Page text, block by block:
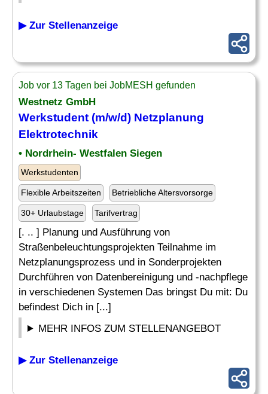
▶ Zur Stellenanzeige
Job vor 13 Tagen bei JobMESH gefunden
Westnetz GmbH
Werkstudent (m/w/d) Netzplanung
Elektrotechnik
• Nordrhein- Westfalen Siegen
Werkstudenten
Flexible Arbeitszeiten Betriebliche Altersvorsorge
30+ Urlaubstage Tarifvertrag
[. .. ] Planung und Ausführung von
Straßenbeleuchtungsprojekten Teilnahme im
Netzplanungsprozess und in Sonderprojekten
Durchführen von Datenbereinigung und -nachpflege
in verschiedenen Systemen Das bringst Du mit: Du
befindest Dich in [...]
MEHR INFOS ZUM STELLENANGEBOT
▶ Zur Stellenanzeige